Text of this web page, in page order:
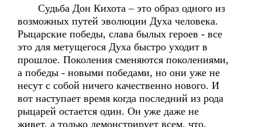
Судьба Дон Кихота – это образ одного из
возможных путей эволюции Духа человека.
Рыцарские победы, слава былых героев - все
это для метущегося Духа быстро уходит в
прошлое. Поколения сменяются поколениями,
а победы - новыми победами, но они уже не
несут с собой ничего качественно нового. И
вот наступает время когда последний из рода
рыцарей остается один. Он уже даже не
живет, а только демонстрирует всем, что,